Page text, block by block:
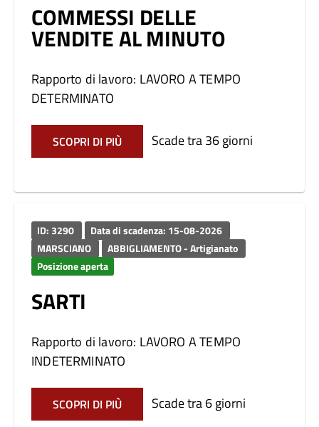
COMMESSI DELLE
VENDITE AL MINUTO
Rapporto di lavoro: LAVORO A TEMPO
DETERMINATO
SCOPRI DI PIÙ Scade tra 36 giorni
ID: 3290
Data di scadenza: 15-08-2026
MARSCIANO
ABBIGLIAMENTO - Artigianato
Posizione aperta
SARTI
Rapporto di lavoro: LAVORO A TEMPO
INDETERMINATO
SCOPRI DI PIÙ Scade tra 6 giorni